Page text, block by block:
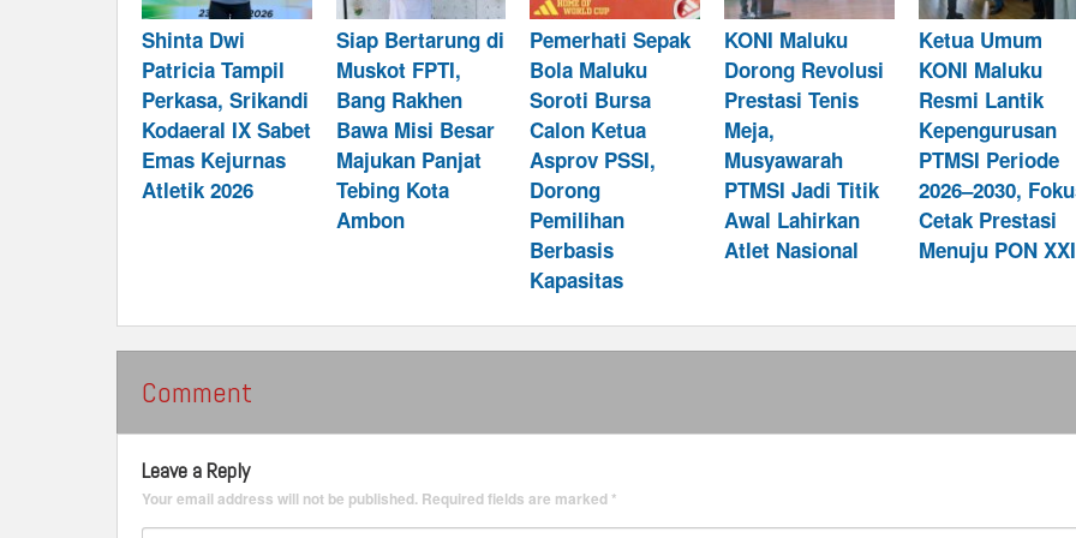
Shinta Dwi
Patricia Tampil
Perkasa, Srikandi
Kodaeral IX Sabet
Emas Kejurnas
Atletik 2026
Siap Bertarung di
Muskot FPTI,
Bang Rakhen
Bawa Misi Besar
Majukan Panjat
Tebing Kota
Ambon
Pemerhati Sepak
Bola Maluku
Soroti Bursa
Calon Ketua
Asprov PSSI,
Dorong
Pemilihan
Berbasis
Kapasitas
KONI Maluku
Dorong Revolusi
Prestasi Tenis
Meja,
Musyawarah
PTMSI Jadi Titik
Awal Lahirkan
Atlet Nasional
Ketua Umum
KONI Maluku
Resmi Lantik
Kepengurusan
PTMSI Periode
2026–2030,
Cetak Prestasi
Menuju PON
Comment
Leave a Reply
Your email address will not be published. Required fields are marked*